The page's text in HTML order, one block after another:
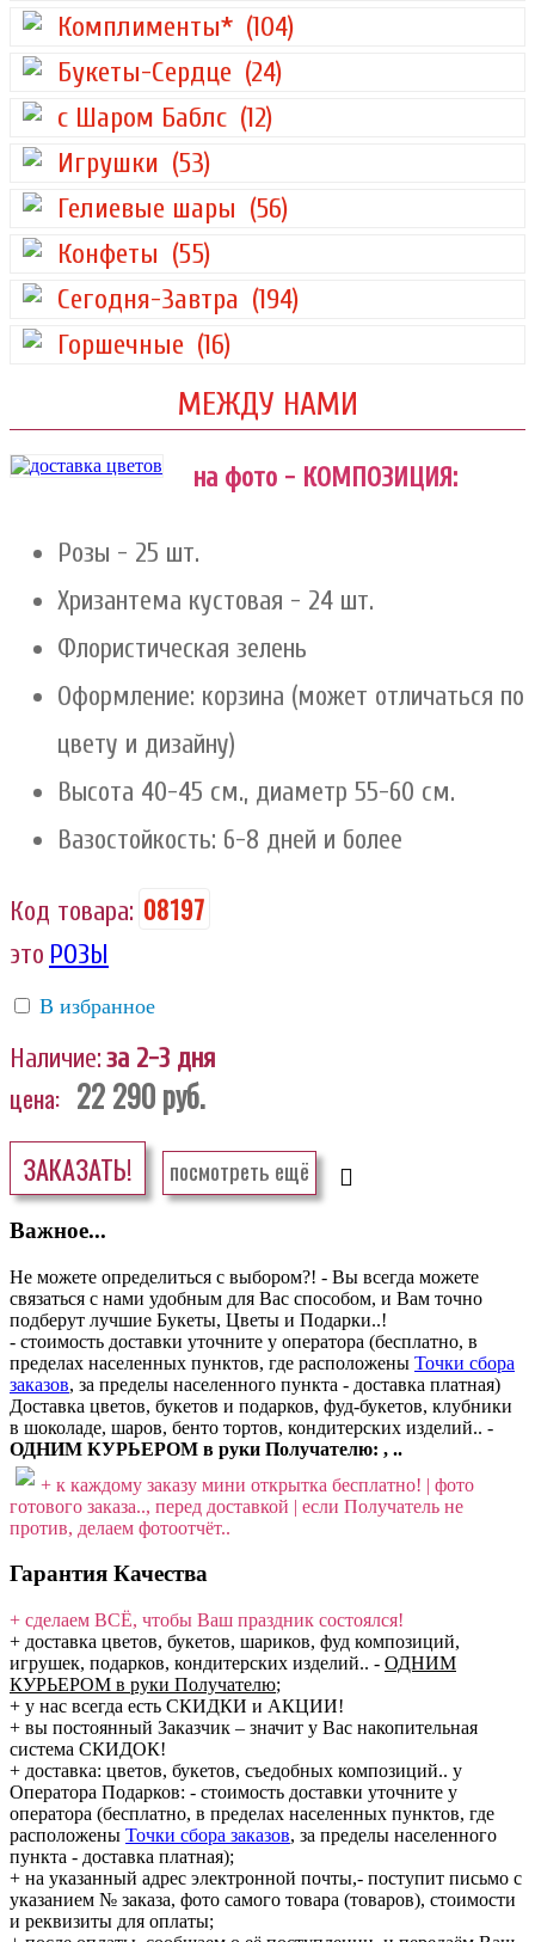
Комплименты* (104)
Букеты-Сердце (24)
с Шаром Баблс (12)
Игрушки (53)
Гелиевые шары (56)
Конфеты (55)
Сегодня-Завтра (194)
Горшечные (16)
МЕЖДУ НАМИ
на фото - КОМПОЗИЦИЯ:
Розы - 25 шт.
Хризантема кустовая - 24 шт.
Флористическая зелень
Оформление: корзина (может отличаться по
цвету и дизайну)
Высота 40-45 см., диаметр 55-60 см.
Вазостойкость: 6-8 дней и более
Код товара: 08197
это РОЗЫ
В избранное
Наличие:за 2-3 дня
цена: 22 290руб.
ЗАКАЗАТЬ! посмотреть ещё
Важное...
Не можете определиться с выбором?! - Вы всегда можете
связаться с нами удобным для Вас способом, и Вам точно
подберут лучшие Букеты, Цветы и Подарки..!
- стоимость доставки уточните у оператора (бесплатно, в
пределах населенных пунктов, где расположены Точки сбора
заказов, за пределы населенного пункта - доставка платная)
Доставка цветов, букетов и подарков, фуд-букетов, клубники
в шоколаде, шаров, бенто тортов, кондитерских изделий.. -
ОДНИМ КУРЬЕРОМ в руки Получателю: , ..
+ к каждому заказу мини открытка бесплатно! | фото
готового заказа.., перед доставкой | если Получатель не
против, делаем фотоотчёт..
Гарантия Качества
+ сделаем ВСЁ, чтобы Ваш праздник состоялся!
+ доставка цветов, букетов, шариков, фуд композиций,
игрушек, подарков, кондитерских изделий.. - ОДНИМ
КУРЬЕРОМ в руки Получателю;
+ у нас всегда есть СКИДКИ и АКЦИИ!
+ вы постоянный Заказчик – значит у Вас накопительная
система СКИДОК!
+ доставка: цветов, букетов, съедобных композиций.. у
Оператора Подарков: - стоимость доставки уточните у
оператора (бесплатно, в пределах населенных пунктов, где
расположены Точки сбора заказов, за пределы населенного
пункта - доставка платная);
+ на указанный адрес электронной почты,- поступит письмо с
указанием № заказа, фото самого товара (товаров), стоимости
и реквизиты для оплаты;